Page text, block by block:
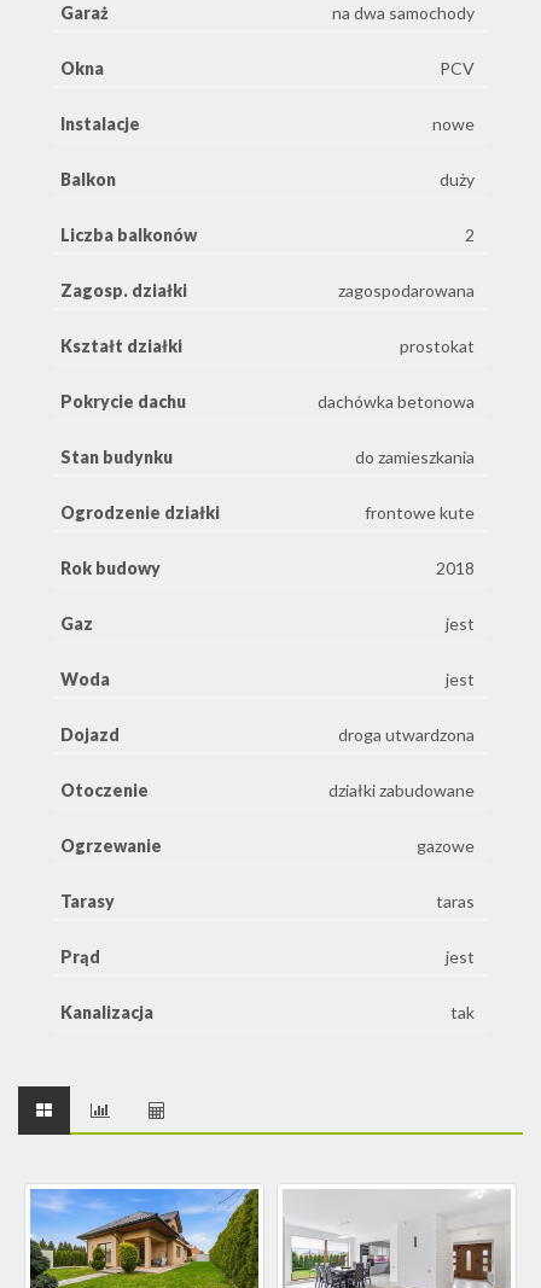
Garaż na dwa samochody
Okna PCV
Instalacje nowe
Balkon duży
Liczba balkonów 2
Zagosp. działki zagospodarowana
Kształt działki prostokat
Pokrycie dachu dachówka betonowa
Stan budynku do zamieszkania
Ogrodzenie działki frontowe kute
Rok budowy 2018
Gaz jest
Woda jest
Dojazd droga utwardzona
Otoczenie działki zabudowane
Ogrzewanie gazowe
Tarasy taras
Prąd jest
Kanalizacja tak